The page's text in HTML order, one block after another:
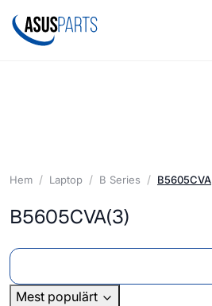
Hem Laptop B Series B5605CVA
B5605CVA(3)
Mest populärt